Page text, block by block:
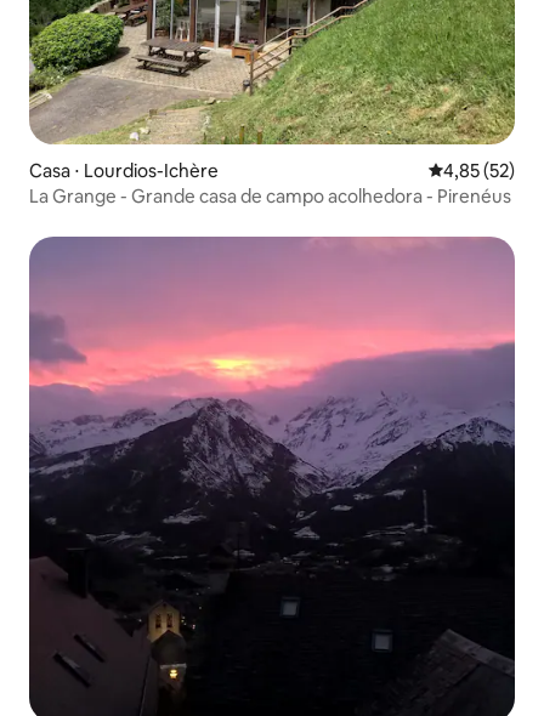
Casa ⋅ Lourdios-Ichère 4,85 de uma
4,85 (52)
La Grange - Grande casa de campo acolhedora - Pirenéus